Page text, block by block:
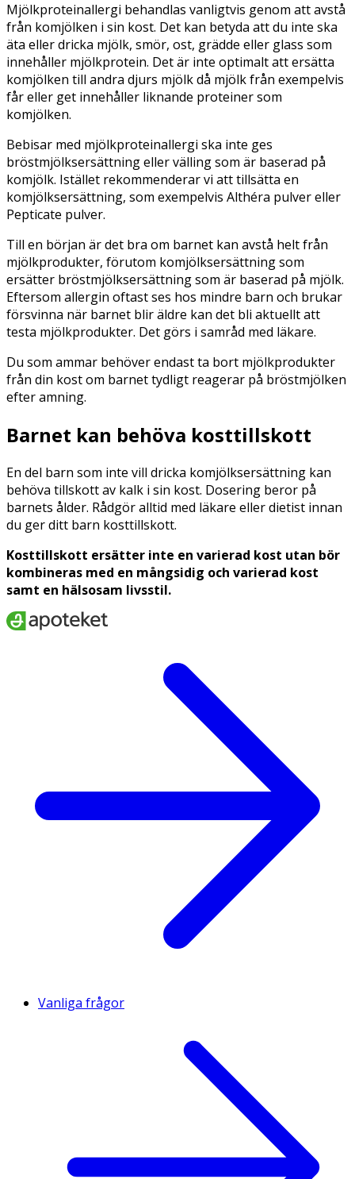
Mjölkproteinallergi behandlas vanligtvis genom att avstå
från komjölken i sin kost. Det kan betyda att du inte ska
äta eller dricka mjölk, smör, ost, grädde eller glass som
innehåller mjölkprotein. Det är inte optimalt att ersätta
komjölken till andra djurs mjölk då mjölk från exempelvis
får eller get innehåller liknande proteiner som
komjölken.
Bebisar med mjölkproteinallergi ska inte ges
bröstmjölksersättning eller välling som är baserad på
komjölk. Istället rekommenderar vi att tillsätta en
komjölksersättning, som exempelvis Althéra pulver eller
Pepticate pulver.
Till en början är det bra om barnet kan avstå helt från
mjölkprodukter, förutom komjölksersättning som
ersätter bröstmjölksersättning som är baserad på mjölk.
Eftersom allergin oftast ses hos mindre barn och brukar
försvinna när barnet blir äldre kan det bli aktuellt att
testa mjölkprodukter. Det görs i samråd med läkare.
Du som ammar behöver endast ta bort mjölkprodukter
från din kost om barnet tydligt reagerar på bröstmjölken
efter amning.
Barnet kan behöva kosttillskott
En del barn som inte vill dricka komjölksersättning kan
behöva tillskott av kalk i sin kost. Dosering beror på
barnets ålder. Rådgör alltid med läkare eller dietist innan
du ger ditt barn kosttillskott.
Kosttillskott ersätter inte en varierad kost utan bör
kombineras med en mångsidig och varierad kost
samt en hälsosam livsstil.
Vanliga frågor